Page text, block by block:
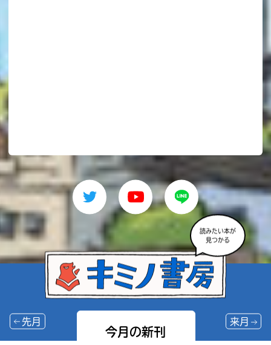
見つかる
今月の新刊
先月 来月